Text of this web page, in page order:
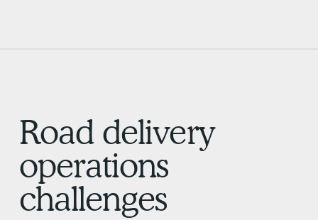
Road delivery
operations
challenges